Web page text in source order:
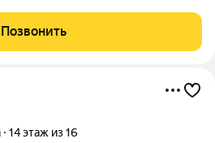
24), магазины («Пятёрочка»,
Позвонить
14 этаж из 16